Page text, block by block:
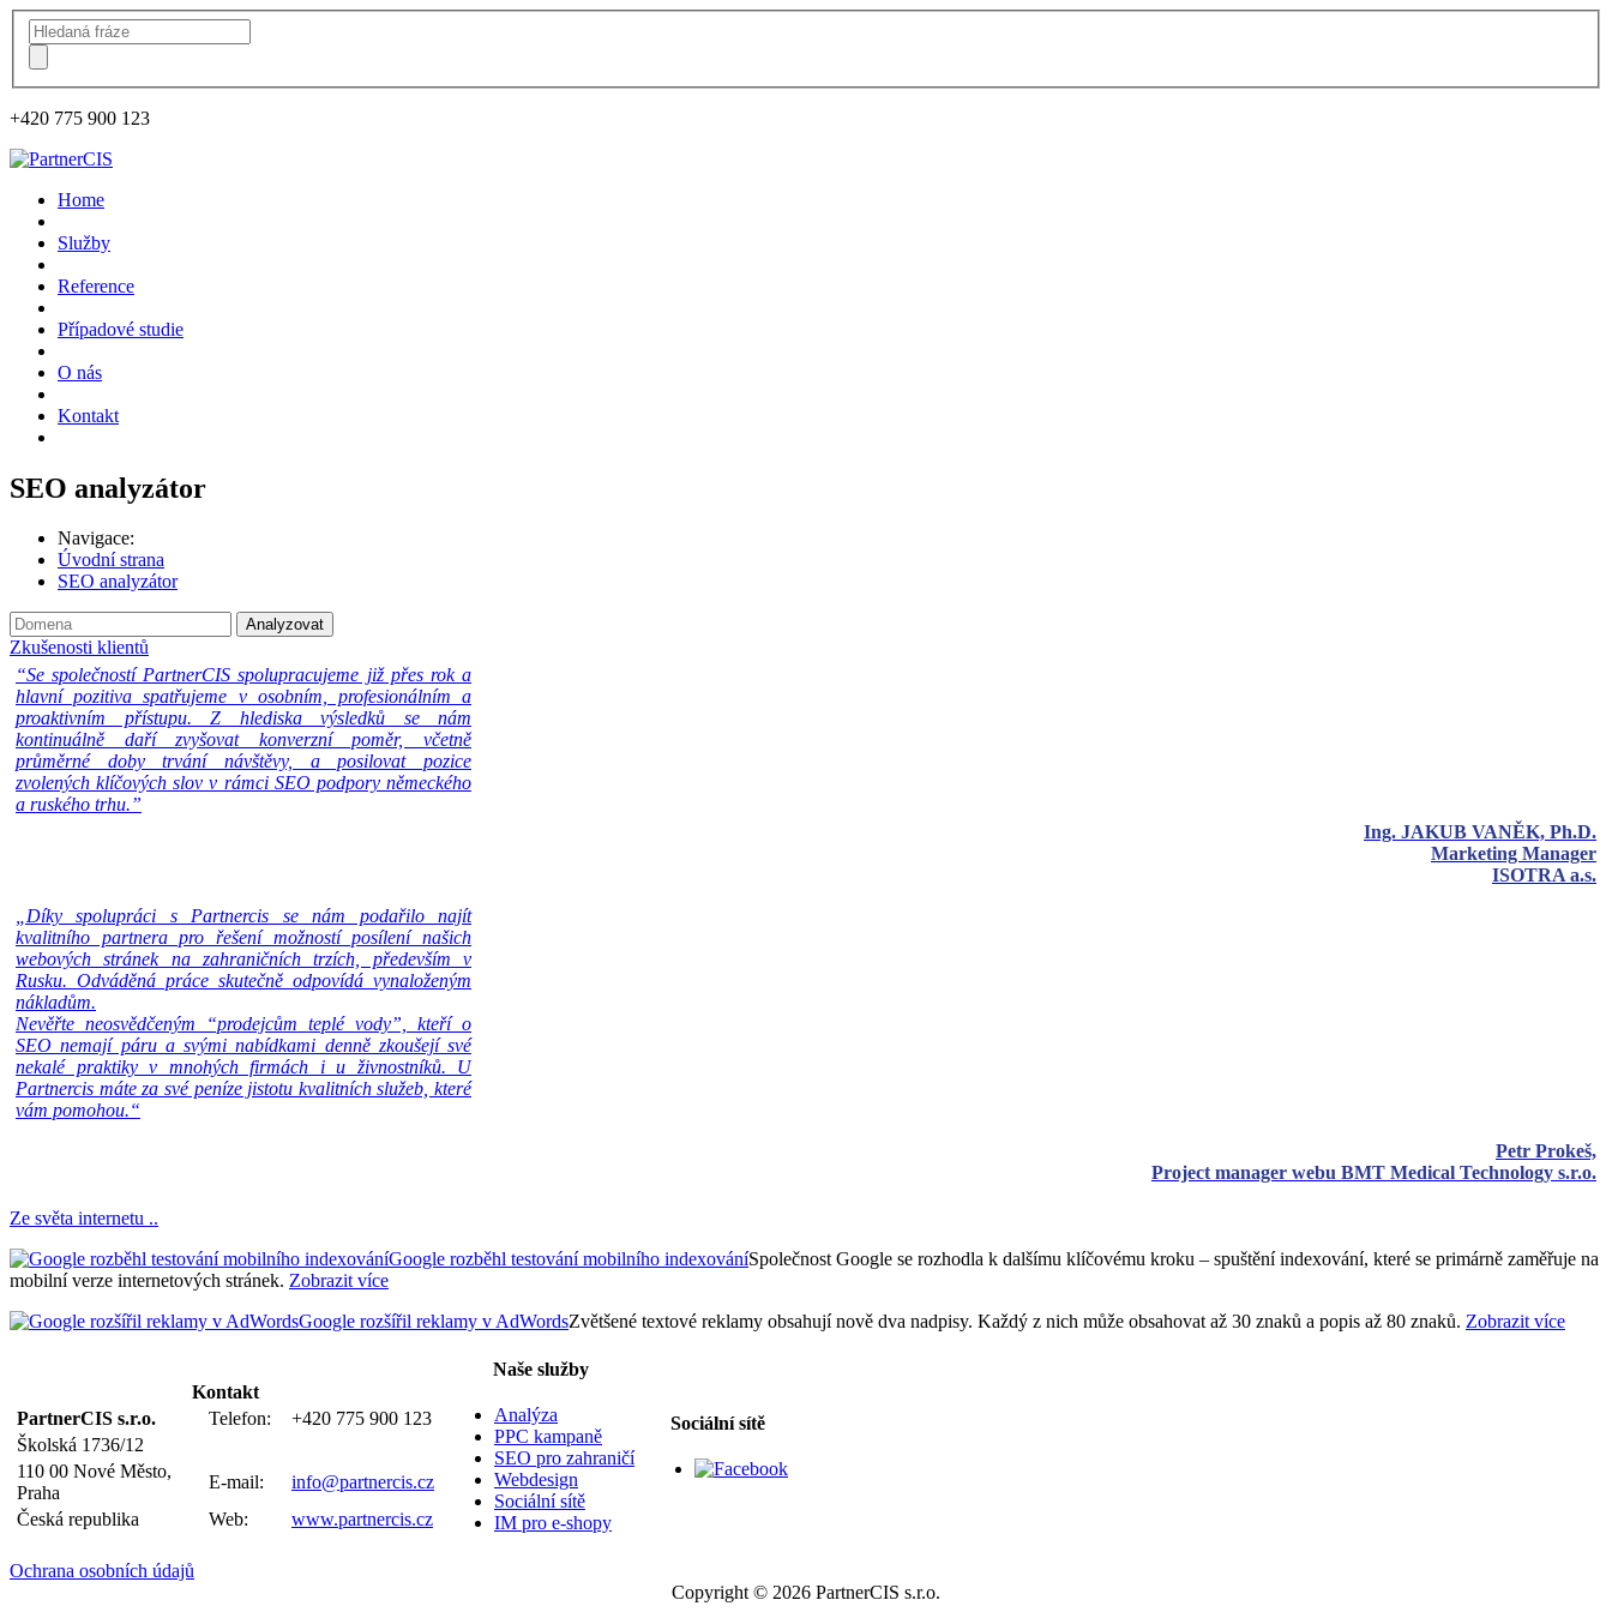
+420 775 900 123
Home
Služby
Reference
Případové studie
O nás
Kontakt
SEO analyzátor
Navigace:
Úvodní strana
SEO analyzátor
Zkušenosti klientů
“Se společností PartnerCIS spolupracujeme již přes rok a
hlavní pozitiva spatřujeme v osobním, profesionálním a
proaktivním přístupu. Z hlediska výsledků se nám
kontinuálně daří zvyšovat konverzní poměr, včetně
průměrné doby trvání návštěvy, a posilovat pozice
zvolených klíčových slov v rámci SEO podpory německého
a ruského trhu.”
Ing. JAKUB VANĚK, Ph.D.
Marketing Manager
ISOTRA a.s.
„Díky spolupráci s Partnercis se nám podařilo najít
kvalitního partnera pro řešení možností posílení našich
webových stránek na zahraničních trzích, především v
Rusku. Odváděná práce skutečně odpovídá vynaloženým
nákladům.
Nevěřte neosvědčeným “prodejcům teplé vody”, kteří o
SEO nemají páru a svými nabídkami denně zkoušejí své
nekalé praktiky v mnohých firmách i u živnostníků. U
Partnercis máte za své peníze jistotu kvalitních služeb, které
vám pomohou.“
Petr Prokeš,
Project manager webu BMT Medical Technology s.r.o.
Ze světa internetu ..
Google rozběhl testování mobilního indexováníSpolečnost Google se rozhodla k dalšímu klíčovému kroku – spuštění indexování, které se primárně zaměřuje na
mobilní verze internetových stránek. Zobrazit více
Google rozšířil reklamy v AdWordsZvětšené textové reklamy obsahují nově dva nadpisy. Každý z nich může obsahovat až 30 znaků a popis až 80 znaků. Zobrazit více
Kontakt
PartnerCIS s.r.o.
Telefon:
+420 775 900 123
Školská 1736/12
110 00 Nové Město,
Praha
E-mail:
info@partnercis.cz
Česká republika
Web: www.partnercis.cz
Naše služby
Analýza
PPC kampaně
SEO pro zahraničí
Webdesign
Sociální sítě
IM pro e-shopy
Sociální sítě
Ochrana osobních údajů
Copyright © 2026 PartnerCIS s.r.o.